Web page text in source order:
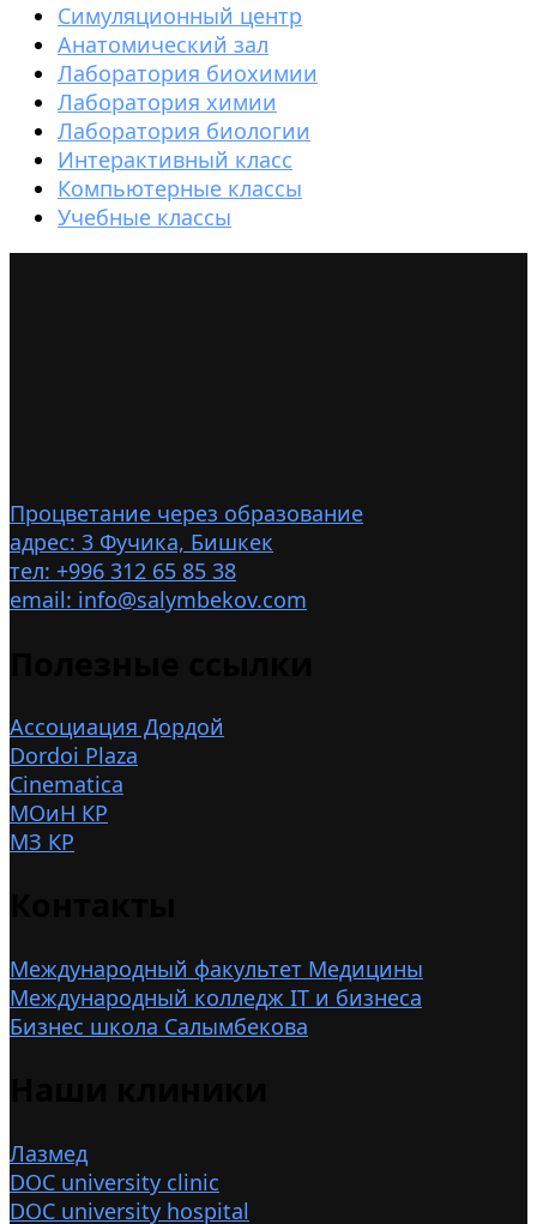
Симуляционный центр
Анатомический зал
Лаборатория биохимии
Лаборатория химии
Лаборатория биологии
Интерактивный класс
Компьютерные классы
Учебные классы
Процветание через образование
адрес: 3 Фучика, Бишкек
тел: +996 312 65 85 38
email: info@salymbekov.com
Ассоциация Дордой
Dordoi Plaza
Cinematica
МОиН КР
МЗ КР
Международный факультет Медицины
Международный колледж IT и бизнеса
Бизнес школа Салымбекова
Лазмед
DOC university clinic
DOC university hospital